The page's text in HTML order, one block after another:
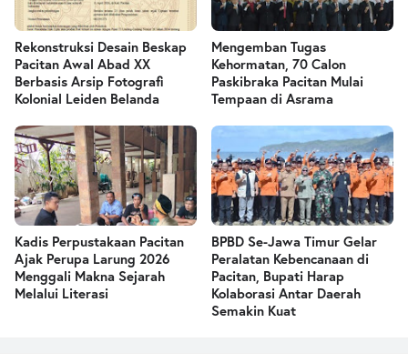
Rekonstruksi Desain Beskap
Pacitan Awal Abad XX
Berbasis Arsip Fotografi
Kolonial Leiden Belanda
Mengemban Tugas
Kehormatan, 70 Calon
Paskibraka Pacitan Mulai
Tempaan di Asrama
Kadis Perpustakaan Pacitan
Ajak Perupa Larung 2026
Menggali Makna Sejarah
Melalui Literasi
BPBD Se-Jawa Timur Gelar
Peralatan Kebencanaan di
Pacitan, Bupati Harap
Kolaborasi Antar Daerah
Semakin Kuat